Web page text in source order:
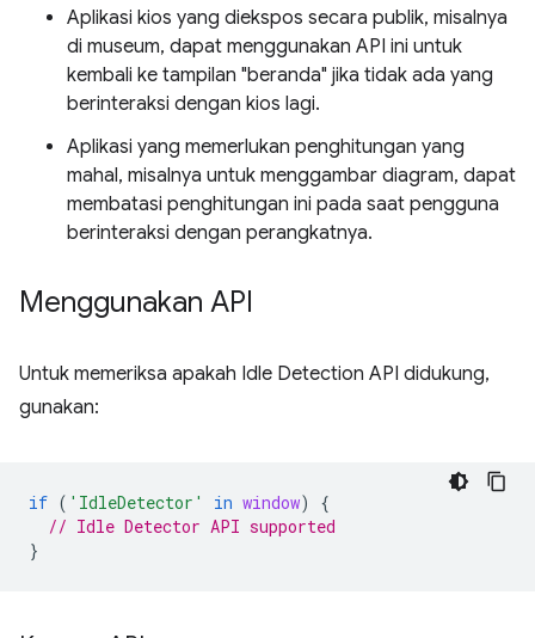
Aplikasi kios yang diekspos secara publik, misalnya
di museum, dapat menggunakan API ini untuk
kembali ke tampilan "beranda" jika tidak ada yang
berinteraksi dengan kios lagi.
Aplikasi yang memerlukan penghitungan yang
mahal, misalnya untuk menggambar diagram, dapat
membatasi penghitungan ini pada saat pengguna
berinteraksi dengan perangkatnya.
Menggunakan API
Untuk memeriksa apakah Idle Detection API didukung,
gunakan:
if ( 'IdleDetector' in window)
{
// Idle Detector API supported
}